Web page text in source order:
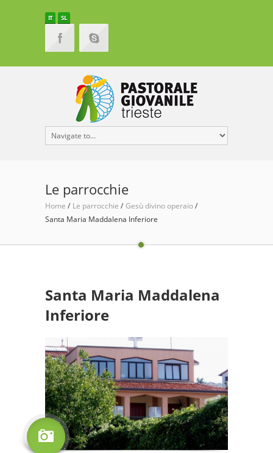
IT SL
Le parrocchie
Home Le parrocchie
Gesù divino operaio
Santa Maria Maddalena Inferiore
Santa Maria Maddalena
Inferiore